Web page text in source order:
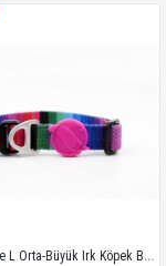
Tailpetz Wave L Orta-Büyük Irk Köpek Boyun Tasması (Boyun 40 cm x 65 cm)